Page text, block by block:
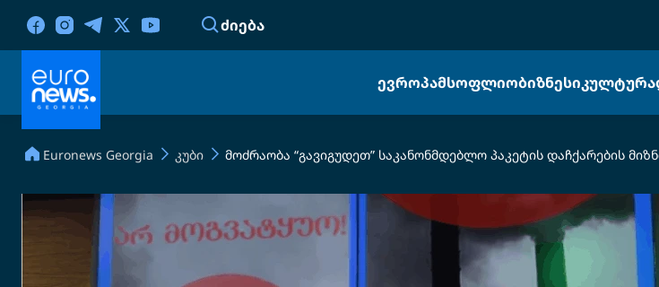
ᲫᲘᲔᲑᲐ
ᲔᲕᲠᲝᲞᲐᲛᲡᲝᲤᲚᲘᲝᲑᲘᲖᲜᲔᲡᲘᲙᲣᲚᲢᲣᲠᲐ
Euronews Georgia კუბი მოძრაობა “გავიგუდეთ” საკანონმდებლო პაკეტის დაჩქარების